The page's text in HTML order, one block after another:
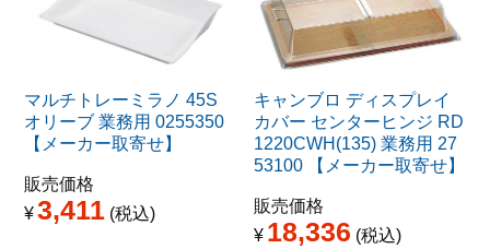
マルチトレーミラノ 45S
オリーブ 業務用 0255350
【メーカー取寄せ】
販売価格
¥3,411 税込
キャンブロ ディスプレイ
カバー センターヒンジ RD
1220CWH(135) 業務用 27
53100 【メーカー取寄せ】
販売価格
¥ 18,336 税込